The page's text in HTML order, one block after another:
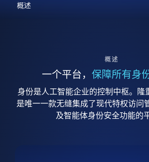
概述
一个平台， 保障所有身
身份是人工智能企业的控制中枢。隆
是唯一一款无缝集成了现代特权访问
及智能体身份安全功能的